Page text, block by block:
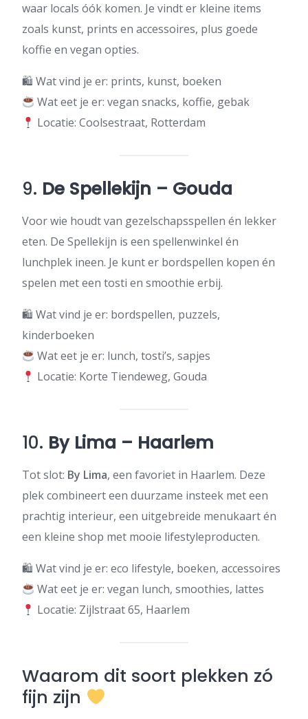
waar locals óók komen. Je vindt er kleine items
zoals kunst, prints en accessoires, plus goede
koffie en vegan opties.
🛍 Wat vind je er: prints, kunst, boeken
Wat eet je er: vegan snacks, koffie, gebak
Locatie: Coolsestraat, Rotterdam
9. De Spellekijn – Gouda
Voor wie houdt van gezelschapsspellen én lekker
eten. De Spellekijn is een spellenwinkel én
lunchplek ineen. Je kunt er bordspellen kopen én
spelen met een tosti en smoothie erbij.
🛍 Wat vind je er: bordspellen, puzzels,
kinderboeken
Wat eet je er: lunch, tosti’s, sapjes
Locatie: Korte Tiendeweg, Gouda
10. By Lima – Haarlem
Tot slot: By Lima, een favoriet in Haarlem. Deze
plek combineert een duurzame insteek met een
prachtig interieur, een uitgebreide menukaart én
een kleine shop met mooie lifestyleproducten.
🛍 Wat vind je er: eco lifestyle, boeken, accessoires
Wat eet je er: vegan lunch, smoothies, lattes
Locatie: Zijlstraat 65, Haarlem
Waarom dit soort plekken zó
fijn zijn